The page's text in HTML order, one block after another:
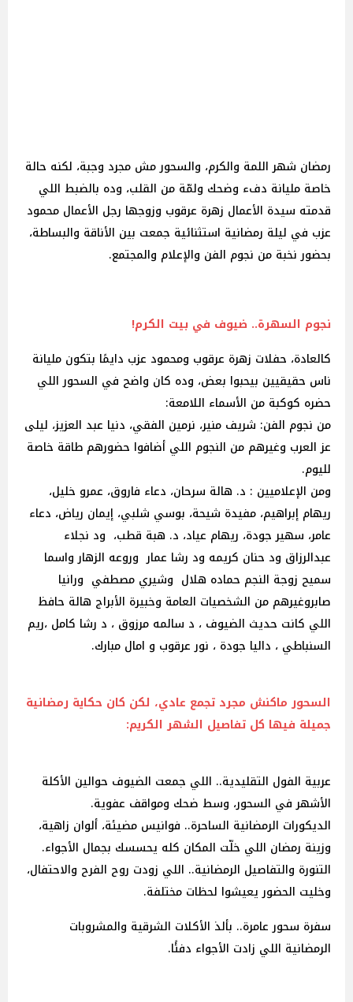
رمضان شهر اللمة والكرم، والسحور مش مجرد وجبة، لكنه حالة
خاصة مليانة دفء وضحك ولمّة من القلب، وده بالضبط اللي
قدمته سيدة الأعمال زهرة عرقوب وزوجها رجل الأعمال محمود
عزب في ليلة رمضانية استثنائية جمعت بين الأناقة والبساطة،
بحضور نخبة من نجوم الفن والإعلام والمجتمع.
نجوم السهرة.. ضيوف في بيت الكرم!
كالعادة، حفلات زهرة عرقوب ومحمود عزب دايمًا بتكون مليانة
ناس حقيقيين بيحبوا بعض، وده كان واضح في السحور اللي
حضره كوكبة من الأسماء اللامعة:
من نجوم الفن: شريف منير، نرمين الفقي، دنيا عبد العزيز، ليلى
عز العرب وغيرهم من النجوم اللي أضافوا حضورهم طاقة خاصة
لليوم.
ومن الإعلاميين : د. هالة سرحان، دعاء فاروق، عمرو خليل،
ريهام إبراهيم، مفيدة شيحة، بوسي شلبي، إيمان رياض، دعاء
عامر، سهير جودة، ريهام عياد، د. هبة قطب، ود نجلاء
عبدالرزاق ود حنان كريمه ود رشا عمار وروعه الزهار واسما
سميح زوجة النجم حماده هلال وشيري مصطفي ورانيا
صابروغيرهم من الشخصيات العامة وخبيرة الأبراج هالة حافظ
اللي كانت حديث الضيوف ، د سالمه مرزوق ، د رشا كامل ،ريم
السنباطي ، داليا جودة ، نور عرقوب و امال مبارك.
السحور ماكنش مجرد تجمع عادي، لكن كان حكاية رمضانية
جميلة فيها كل تفاصيل الشهر الكريم:
عربية الفول التقليدية.. اللي جمعت الضيوف حوالين الأكلة
الأشهر في السحور، وسط ضحك ومواقف عفوية.
الديكورات الرمضانية الساحرة.. فوانيس مضيئة، ألوان زاهية،
وزينة رمضان اللي خلّت المكان كله يحسسك بجمال الأجواء.
التنورة والتفاصيل الرمضانية.. اللي زودت روح الفرح والاحتفال،
وخليت الحضور يعيشوا لحظات مختلفة.
سفرة سحور عامرة.. بألذ الأكلات الشرقية والمشروبات
الرمضانية اللي زادت الأجواء دفئًا.